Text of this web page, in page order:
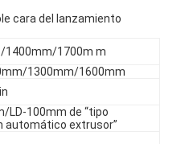
cara del lanzamiento
1400mm/1700m m
1300mm/1600mm
LD-100mm de “tipo
automático extrusor”